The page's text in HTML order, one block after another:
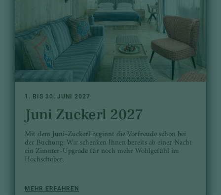
1. BIS 30. JUNI 2027
Juni Zuckerl 2027
Mit dem Juni-Zuckerl beginnt die Vorfreude schon bei
der Buchung: Wir schenken Ihnen bereits ab einer Nacht
ein Zimmer-Upgrade für noch mehr Wohlgefühl im
Hochschober.
MEHR ERFAHREN